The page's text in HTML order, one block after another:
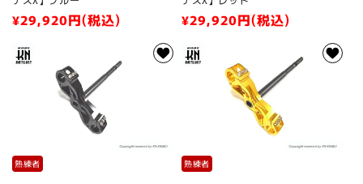
通
価
¥29,920円(税込)
通
価
¥29,920円(税込)
熟練者 熟練者